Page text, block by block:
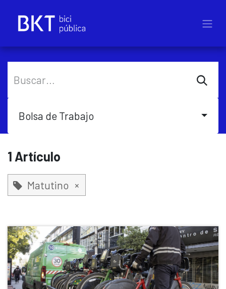
Bolsa de Trabajo
1 Artículo
Matutino ×